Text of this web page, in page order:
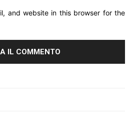
and website in this browser for the